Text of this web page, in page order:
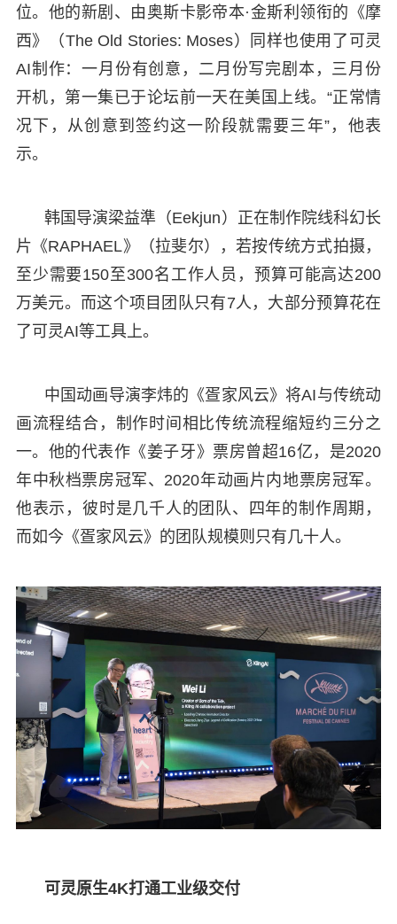
位。他的新剧、由奥斯卡影帝本·金斯利领衔的《摩
西》（The Old Stories: Moses）同样也使用了可灵
AI制作：一月份有创意，二月份写完剧本，三月份
开机，第一集已于论坛前一天在美国上线。“正常情
况下，从创意到签约这一阶段就需要三年”，他表
示。
韩国导演梁益準（Eekjun）正在制作院线科幻长
片《RAPHAEL》（拉斐尔），若按传统方式拍摄，
至少需要150至300名工作人员，预算可能高达200
万美元。而这个项目团队只有7人，大部分预算花在
了可灵AI等工具上。
中国动画导演李炜的《疍家风云》将AI与传统动
画流程结合，制作时间相比传统流程缩短约三分之
一。他的代表作《姜子牙》票房曾超16亿，是2020
年中秋档票房冠军、2020年动画片内地票房冠军。
他表示，彼时是几千人的团队、四年的制作周期，
而如今《疍家风云》的团队规模则只有几十人。
可灵原生4K打通工业级交付